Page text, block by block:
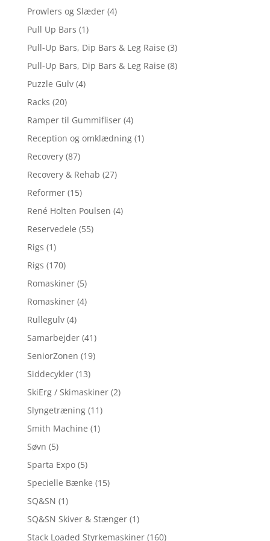
Prowlers og Slæder (4)
Pull Up Bars (1)
Pull-Up Bars, Dip Bars & Leg Raise (3)
Pull-Up Bars, Dip Bars & Leg Raise (8)
Puzzle Gulv (4)
Racks (20)
Ramper til Gummifliser (4)
Reception og omklædning (1)
Recovery (87)
Recovery & Rehab (27)
Reformer (15)
René Holten Poulsen (4)
Reservedele (55)
Rigs (1)
Rigs (170)
Romaskiner (5)
Romaskiner (4)
Rullegulv (4)
Samarbejder (41)
SeniorZonen (19)
Siddecykler (13)
SkiErg / Skimaskiner (2)
Slyngetræning (11)
Smith Machine (1)
Søvn (5)
Sparta Expo (5)
Specielle Bænke (15)
SQ&SN (1)
SQ&SN Skiver & Stænger (1)
Stack Loaded Styrkemaskiner (160)